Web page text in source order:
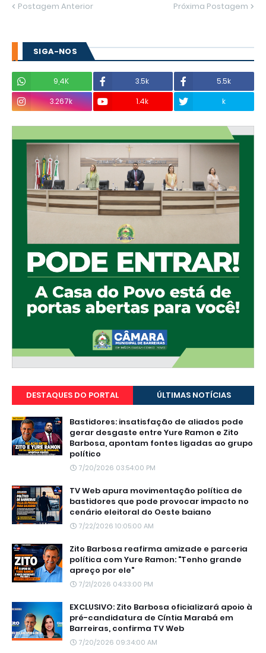
Postagem Anterior Próxima Postagem
SIGA-NOS
9,4K 3.5k
5.5k
3.267k
1.4k k
DESTAQUES DO PORTAL ÚLTIMAS NOTÍCIAS
Bastidores: insatisfação de aliados pode
gerar desgaste entre Yure Ramon e Zito
Barbosa, apontam fontes ligadas ao grupo
político
7/20/2026 03:54:00 PM
TV Web apura movimentação política de
bastidores que pode provocar impacto no
cenário eleitoral do Oeste baiano
7/22/2026 10:05:00 AM
Zito Barbosa reafirma amizade e parceria
política com Yure Ramon: "Tenho grande
apreço por ele"
7/21/2026 04:33:00 PM
EXCLUSIVO: Zito Barbosa oficializará apoio à
pré-candidatura de Cíntia Marabá em
Barreiras, confirma TV Web
7/20/2026 09:34:00 AM